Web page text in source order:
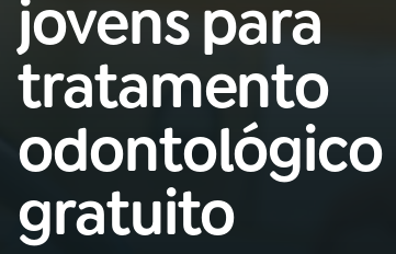
01 INÍCIO
02A RÁDIO
03 PROGRAMAÇÃO
04PROGRAMAS
jovens para
tratamento
odontológico
gratuito